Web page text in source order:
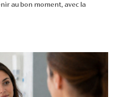
au bon moment, avec la